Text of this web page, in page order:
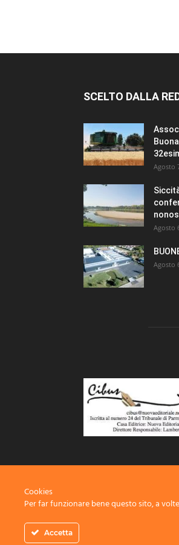
SCELTO DALLA
Agosto
Agosto
Agosto
Cookies
Per far funzionare bene questo sito, a
Accetta